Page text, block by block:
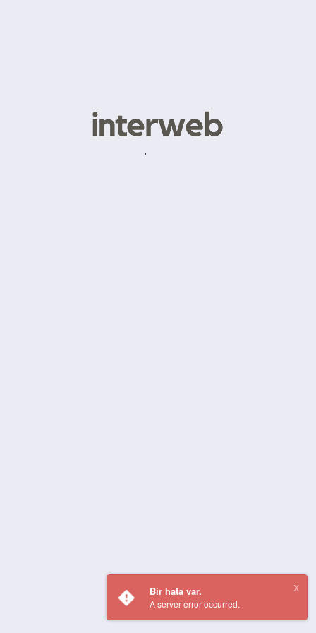
Bir hata var.
A server error occurred.